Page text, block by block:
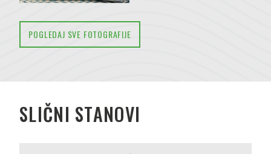
POGLEDAJ SVE FOTOGRAFIJE
SLIČNI STANOVI